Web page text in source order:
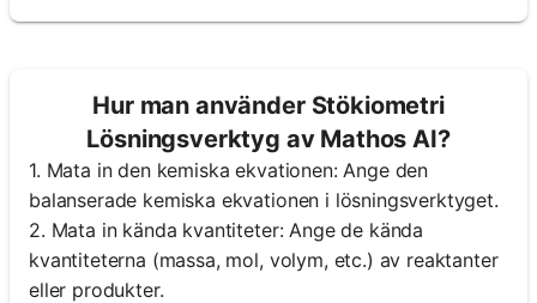
Hur man använder Stökiometri
Lösningsverktyg av Mathos AI?
1. Mata in den kemiska ekvationen: Ange den
balanserade kemiska ekvationen i lösningsverktyget.
2. Mata in kända kvantiteter: Ange de kända
kvantiteterna (massa, mol, volym, etc.) av reaktanter
eller produkter.